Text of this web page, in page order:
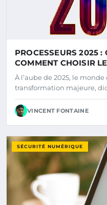
PROCESSEURS 2025 :
COMMENT CHOISIR
À l’aube de 2025, le
transformation majeure,
VINCENT FONTAINE
SÉCURITÉ NUMÉRIQUE